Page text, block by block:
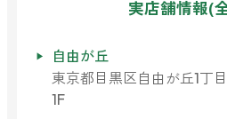
実店舗情報(
自由が丘
東京都目黒区自由が丘1丁
1F